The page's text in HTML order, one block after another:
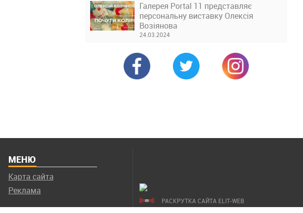
Галерея Portal 11 представляє
персональну виставку Олексія
Возіянова
24.03.2024
МЕНЮ
Карта сайта
Реклама
РАСКРУТКА САЙТА ELIT-WEB